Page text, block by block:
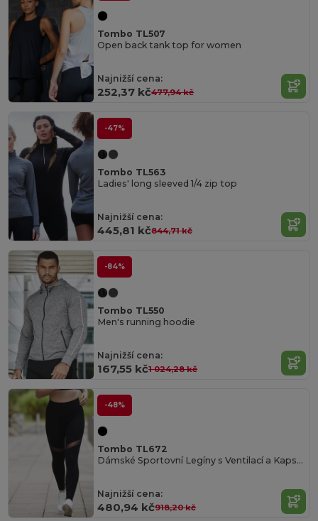
Tombo TL507
Open back tank top for women
Najnižší cena:
252,37 kč477,94 kč
-47%
Tombo TL563
Ladies' long sleeved 1/4 zip top
Najnižší cena:
445,81 kč844,71 kč
-84%
Tombo TL550
Men's running hoodie
Najnižší cena:
167,55 kč1 024,28 kč
-48%
Tombo TL672
Dámské Sportovní Legíny s Ventilací a Kapsou
Najnižší cena:
480,94 kč918,20 kč